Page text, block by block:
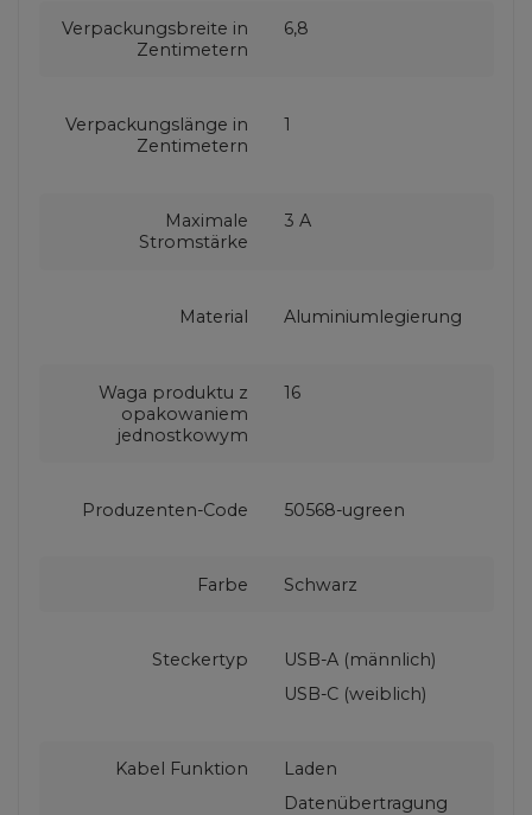
Verpackungsbreite in
Zentimetern
6,8
Verpackungslänge in
Zentimetern
1
Maximale
Stromstärke
3 A
Material Aluminiumlegierung
Waga produktu z
opakowaniem
jednostkowym
16
Produzenten-Code 50568-ugreen
Farbe Schwarz
Steckertyp
USB-A (männlich)
USB-C (weiblich)
Kabel Funktion
Laden
Datenübertragung